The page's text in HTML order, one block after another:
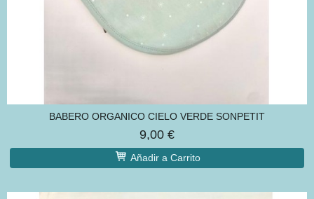
BABERO ORGANICO CIELO VERDE SONPETIT
9,00 €
Añadir a Carrito